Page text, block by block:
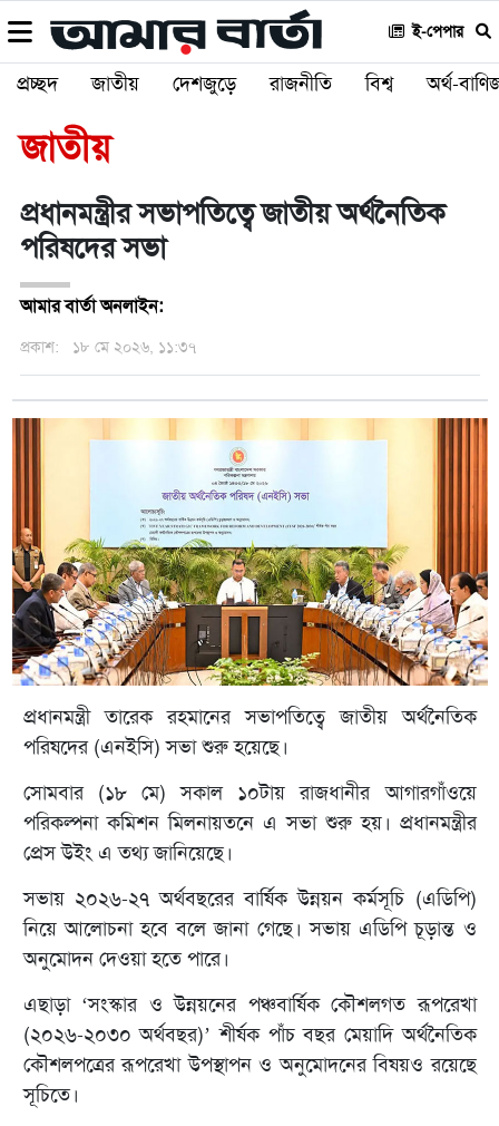
ই-পেপার
প্রচ্ছদ জাতীয় দেশজুড়ে রাজনীতি বিশ্ব অর্থ-
জাতীয়
প্রধানমন্ত্রীর সভাপতিত্বে জাতীয় অর্থনৈতিক
পরিষদের সভা
আমার বার্তা অনলাইন:
প্রকাশ: ১৮ মে ২০২৬, ১১:৩৭
প্রধানমন্ত্রী তারেক রহমানের সভাপতিত্বে জাতীয় অর্থনৈতিক
পরিষদের (এনইসি) সভা শুরু হয়েছে।
সোমবার (১৮ মে) সকাল ১০টায় রাজধানীর আগারগাঁওয়ে
পরিকল্পনা কমিশন মিলনায়তনে এ সভা শুরু হয়। প্রধানমন্ত্রীর
প্রেস উইং এ তথ্য জানিয়েছে।
সভায় ২০২৬-২৭ অর্থবছরের বার্ষিক উন্নয়ন কর্মসূচি (এডিপি)
নিয়ে আলোচনা হবে বলে জানা গেছে। সভায় এডিপি চূড়ান্ত ও
অনুমোদন দেওয়া হতে পারে।
এছাড়া ‘সংস্কার ও উন্নয়নের পঞ্চবার্ষিক কৌশলগত রূপরেখা
(২০২৬-২০৩০ অর্থবছর)’ শীর্ষক পাঁচ বছর মেয়াদি অর্থনৈতিক
কৌশলপত্রের রূপরেখা উপস্থাপন ও অনুমোদনের বিষয়ও রয়েছে
সূচিতে।